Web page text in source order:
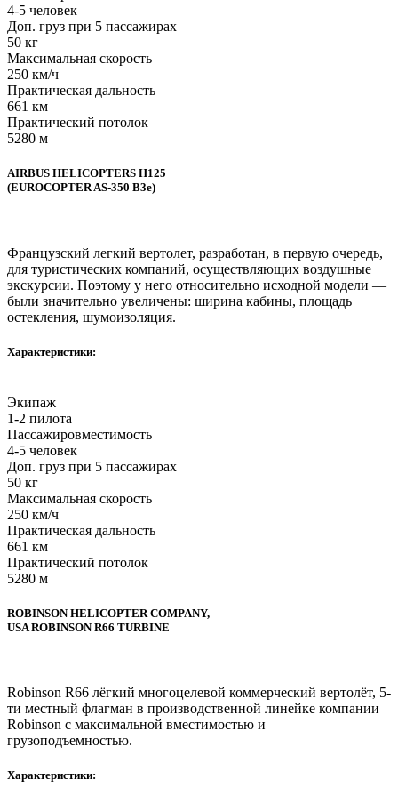
4-5 человек
Доп. груз при 5 пассажирах
50 кг
Максимальная скорость
250 км/ч
Практическая дальность
661 км
Практический потолок
5280 м
AIRBUS HELICOPTERS H125
(EUROCOPTER AS-350 B3e)
Французский легкий вертолет, разработан, в первую очередь,
для туристических компаний, осуществляющих воздушные
экскурсии. Поэтому у него относительно исходной модели —
были значительно увеличены: ширина кабины, площадь
остекления, шумоизоляция.
Характеристики:
Экипаж
1-2 пилота
Пассажировместимость
4-5 человек
Доп. груз при 5 пассажирах
50 кг
Максимальная скорость
250 км/ч
Практическая дальность
661 км
Практический потолок
5280 м
ROBINSON HELICOPTER COMPANY,
USA ROBINSON R66 TURBINE
Robinson R66 лёгкий многоцелевой коммерческий вертолёт, 5-
ти местный флагман в производственной линейке компании
Robinson с максимальной вместимостью и
грузоподъемностью.
Характеристики: